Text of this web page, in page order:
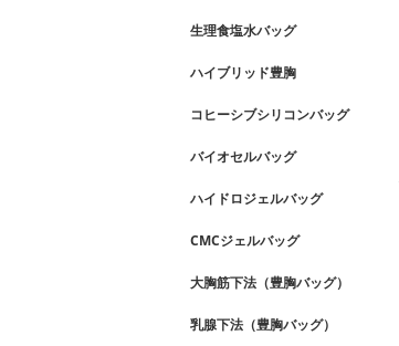
生理食塩水バッグ
ハイブリッド豊胸
コヒーシブシリコンバッグ
バイオセルバッグ
ハイドロジェルバッグ
CMCジェルバッグ
大胸筋下法（豊胸バッグ）
乳腺下法（豊胸バッグ）